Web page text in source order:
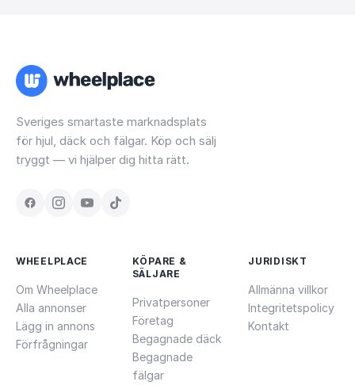
Sveriges smartaste marknadsplats
för hjul, däck och fälgar. Köp och sälj
tryggt — vi hjälper dig hitta rätt.
WHEELPLACE
Om Wheelplace
Alla annonser
Lägg in annons
Förfrågningar
KÖPARE &
SÄLJARE
Privatpersoner
Företag
Begagnade däck
Begagnade
fälgar
JURIDISKT
Allmänna villkor
Integritetspolicy
Kontakt